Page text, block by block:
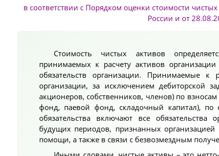
в соответствии с Порядком оценки стоимости
России и от
Стоимость чистых активов
принимаемых к расчету активов
обязательств организации. Принимаемые к
организации, за исключением дебиторской
акционеров, собственников, членов) по
фонд, паевой фонд, складочный капитал), по
обязательства включают все
будущих периодов, признанных организацией
помощи, а также в связи с безвозмездным